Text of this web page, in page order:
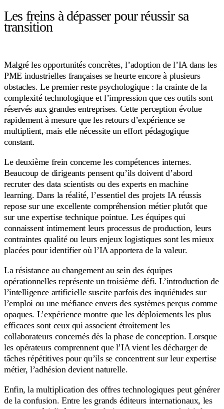
Les freins à dépasser pour réussir sa
transition
Malgré les opportunités concrètes, l’adoption de l’IA dans les
PME industrielles françaises se heurte encore à plusieurs
obstacles. Le premier reste psychologique : la crainte de la
complexité technologique et l’impression que ces outils sont
réservés aux grandes entreprises. Cette perception évolue
rapidement à mesure que les retours d’expérience se
multiplient, mais elle nécessite un effort pédagogique
constant.
Le deuxième frein concerne les compétences internes.
Beaucoup de dirigeants pensent qu’ils doivent d’abord
recruter des data scientists ou des experts en machine
learning. Dans la réalité, l’essentiel des projets IA réussis
repose sur une excellente compréhension métier plutôt que
sur une expertise technique pointue. Les équipes qui
connaissent intimement leurs processus de production, leurs
contraintes qualité ou leurs enjeux logistiques sont les mieux
placées pour identifier où l’IA apportera de la valeur.
La résistance au changement au sein des équipes
opérationnelles représente un troisième défi. L’introduction de
l’intelligence artificielle suscite parfois des inquiétudes sur
l’emploi ou une méfiance envers des systèmes perçus comme
opaques. L’expérience montre que les déploiements les plus
efficaces sont ceux qui associent étroitement les
collaborateurs concernés dès la phase de conception. Lorsque
les opérateurs comprennent que l’IA vient les décharger de
tâches répétitives pour qu’ils se concentrent sur leur expertise
métier, l’adhésion devient naturelle.
Enfin, la multiplication des offres technologiques peut générer
de la confusion. Entre les grands éditeurs internationaux, les